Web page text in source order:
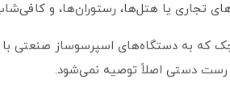
تجاری یا هتل‌ها، رستوران‌ها، و
که به دستگاه‌های اسپرسوساز صنعتی با
رست دستی اصلاً توصیه نمی‌شود.